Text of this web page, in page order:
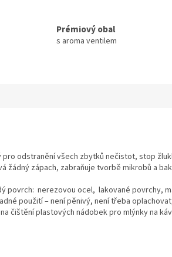
Prémiový obal
s aroma ventilem
odstranění všech zbytků nečistot, stop
žádný zápach, zabraňuje tvorbě mikrobů a
povrch: nerezovou ocel, lakované povrchy,
použití – není pěnivý, není třeba
čištění plastových nádobek pro mlýnky na